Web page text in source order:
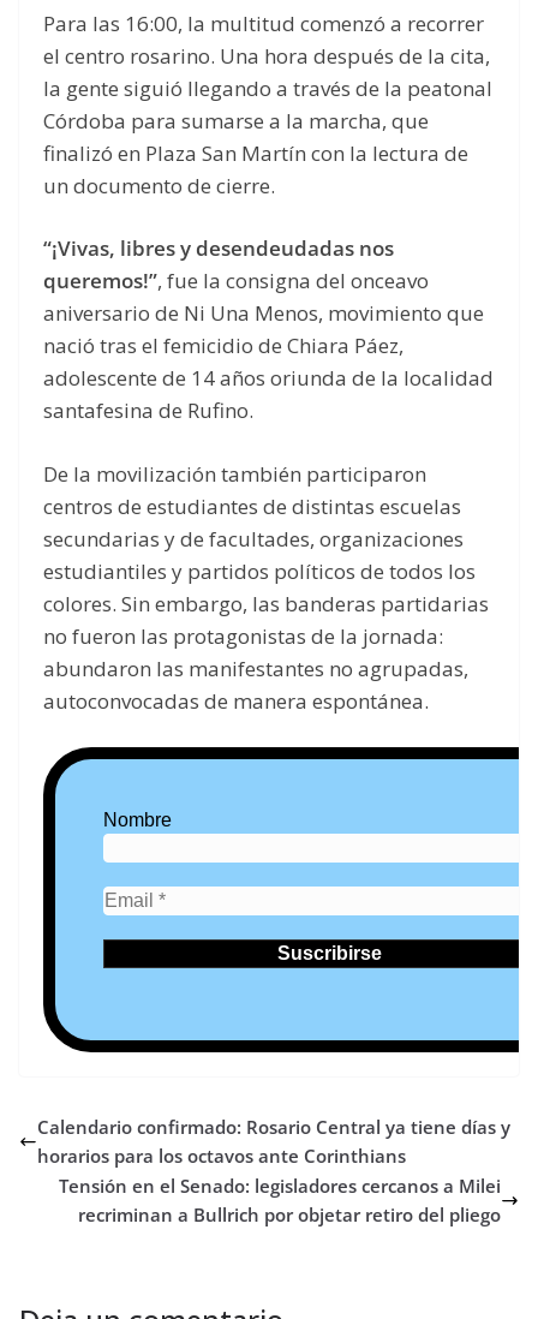
Para las 16:00, la multitud comenzó a recorrer
el centro rosarino. Una hora después de la cita,
la gente siguió llegando a través de la peatonal
Córdoba para sumarse a la marcha, que
finalizó en Plaza San Martín con la lectura de
un documento de cierre.
“¡Vivas, libres y desendeudadas nos
queremos!”, fue la consigna del onceavo
aniversario de Ni Una Menos, movimiento que
nació tras el femicidio de Chiara Páez,
adolescente de 14 años oriunda de la localidad
santafesina de Rufino.
De la movilización también participaron
centros de estudiantes de distintas escuelas
secundarias y de facultades, organizaciones
estudiantiles y partidos políticos de todos los
colores. Sin embargo, las banderas partidarias
no fueron las protagonistas de la jornada:
abundaron las manifestantes no agrupadas,
autoconvocadas de manera espontánea.
Nombre
Calendario confirmado: Rosario Central ya tiene días y
horarios para los octavos ante Corinthians
Tensión en el Senado: legisladores cercanos a Milei
recriminan a Bullrich por objetar retiro del pliego